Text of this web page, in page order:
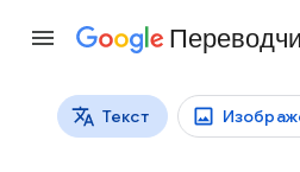
Виды перевода
Текст